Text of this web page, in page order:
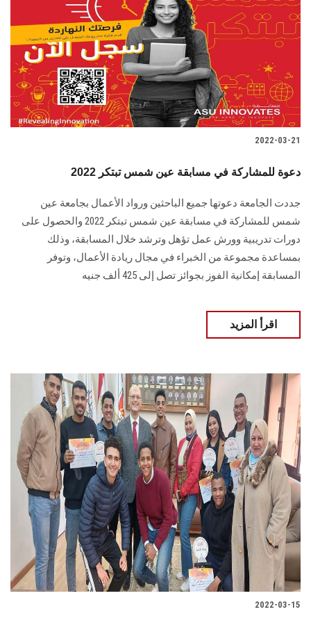
2022-03-21
دعوة للمشاركة في مسابقة عين شمس تبتكر 2022
جددت الجامعة دعوتها جميع الباحثين ورواد الأعمال بجامعة عين
شمس للمشاركة في مسابقة عين شمس تبتكر 2022 والحصول على
دورات تدريبية وورش عمل تؤهل وترشد خلال المسابقة، وذلك
بمساعدة مجموعة من الخبراء في مجال ريادة الأعمال، وتوفر
المسابقة إمكانية الفوز بجوائز تصل إلى 425 ألف جنيه
اقرأ المزيد
2022-03-15